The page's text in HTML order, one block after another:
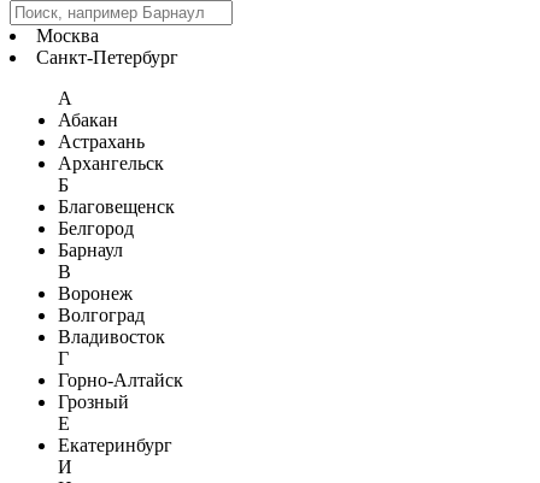
Москва
Санкт-Петербург
А
Абакан
Астрахань
Архангельск
Б
Благовещенск
Белгород
Барнаул
В
Воронеж
Волгоград
Владивосток
Г
Горно-Алтайск
Грозный
Е
Екатеринбург
И